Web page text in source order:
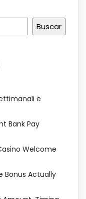
Buscar
e
Bank Pay
Welcome
Bonus Actually